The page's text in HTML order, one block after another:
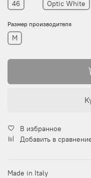
46 Optic White
Размер производителя
M
В избранное
Добавить в
Made in Italy